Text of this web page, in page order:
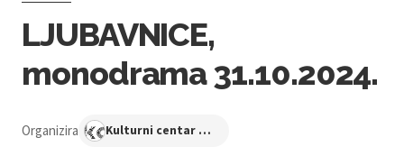
LJUBAVNICE,
monodrama 31.10.2024.
Organizira Kulturni centar Osijek